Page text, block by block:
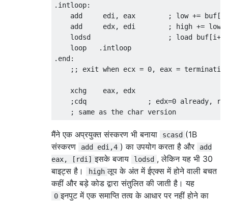
.intloop:
add     edi, eax        ; low +=
    add     edx, edi        ; high += low
lodsd                   ; load
    loop   .intloop
.end:
;; exit when ecx = 0, eax =
    xchg    eax, edx
;cdq               ; edx=0 already,
मैंने एक अप्रयुक्त संस्करण भी बनाया scasd (1B
संस्करण
add edi,4 ) का उपयोग करता है और
add
eax, [rdi] इसके बजाय lodsd , लेकिन यह भी 30
बाइट्स है।
high लूप के अंत में ईएक्स में होने वाली बचत
कहीं और बड़े कोड द्वारा संतुलित की जाती है। यह
0 इनपुट में एक समाप्ति तत्व के आधार पर नहीं होने का